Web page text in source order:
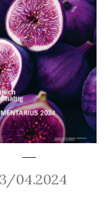
04.2024